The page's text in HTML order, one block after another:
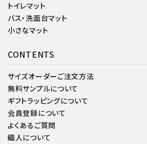
トイレマット
バス・洗面台マット
小さなマット
CONTENTS
サイズオーダーご注文方法
無料サンプルについて
ギフトラッピングについて
会員登録について
よくあるご質問
織人について